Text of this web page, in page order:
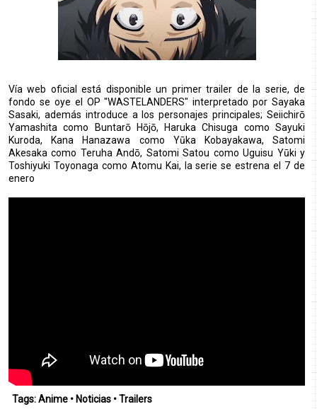
Vía web oficial está disponible un primer trailer de la serie, de
fondo se oye el OP "WASTELANDERS" interpretado por Sayaka
Sasaki, además introduce a los personajes principales; Seiichirō
Yamashita como Buntarō Hōjō, Haruka Chisuga como Sayuki
Kuroda, Kana Hanazawa como Yūka Kobayakawa, Satomi
Akesaka como Teruha Andō, Satomi Satou como Uguisu Yūki y
Toshiyuki Toyonaga como Atomu Kai, la serie se estrena el 7 de
enero
Tags:Anime • Noticias •Trailers